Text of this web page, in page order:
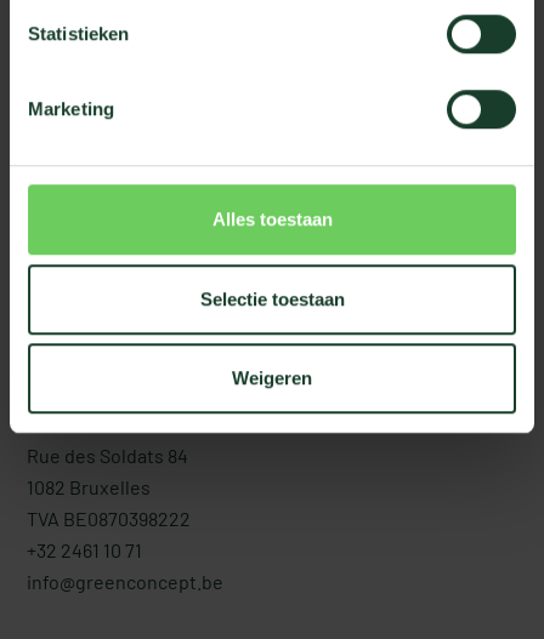
Statistieken
Marketing
Alles toestaan
Selectie toestaan
Weigeren
Rue des Soldats 84
1082 Bruxelles
TVA BE0870398222
+32 2461 10 71
info@greenconcept.be
Murs végétaux
Bien-être au travail
test